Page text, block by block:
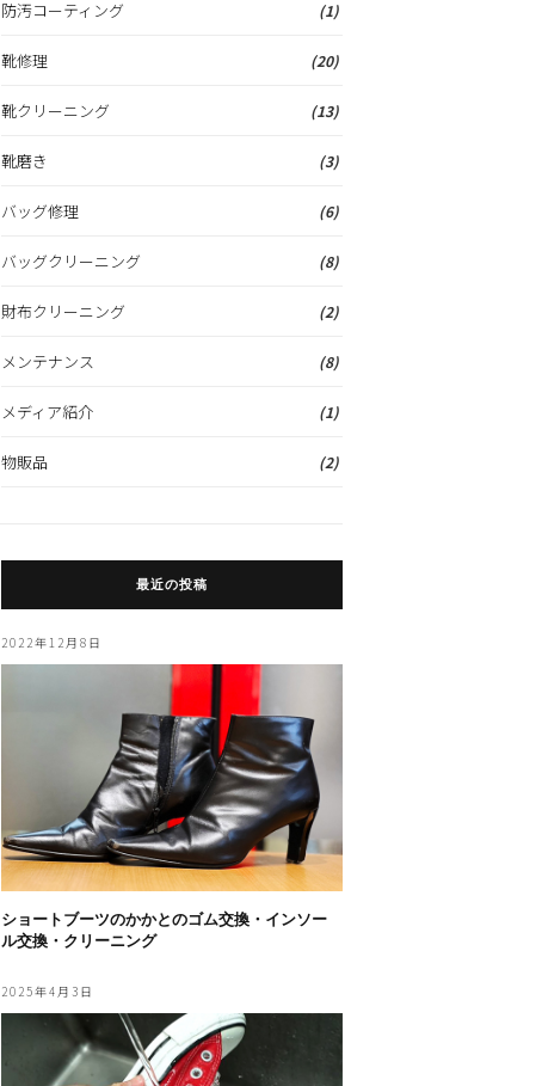
防汚コーティング (1)
靴修理 (20)
靴クリーニング (13)
靴磨き (3)
バッグ修理 (6)
バッグクリーニング (8)
財布クリーニング (2)
メンテナンス (8)
メディア紹介 (1)
物販品 (2)
最近の投稿
2022年12月8日
ショートブーツのかかとのゴム交換・インソー
ル交換・クリーニング
2025年4月3日